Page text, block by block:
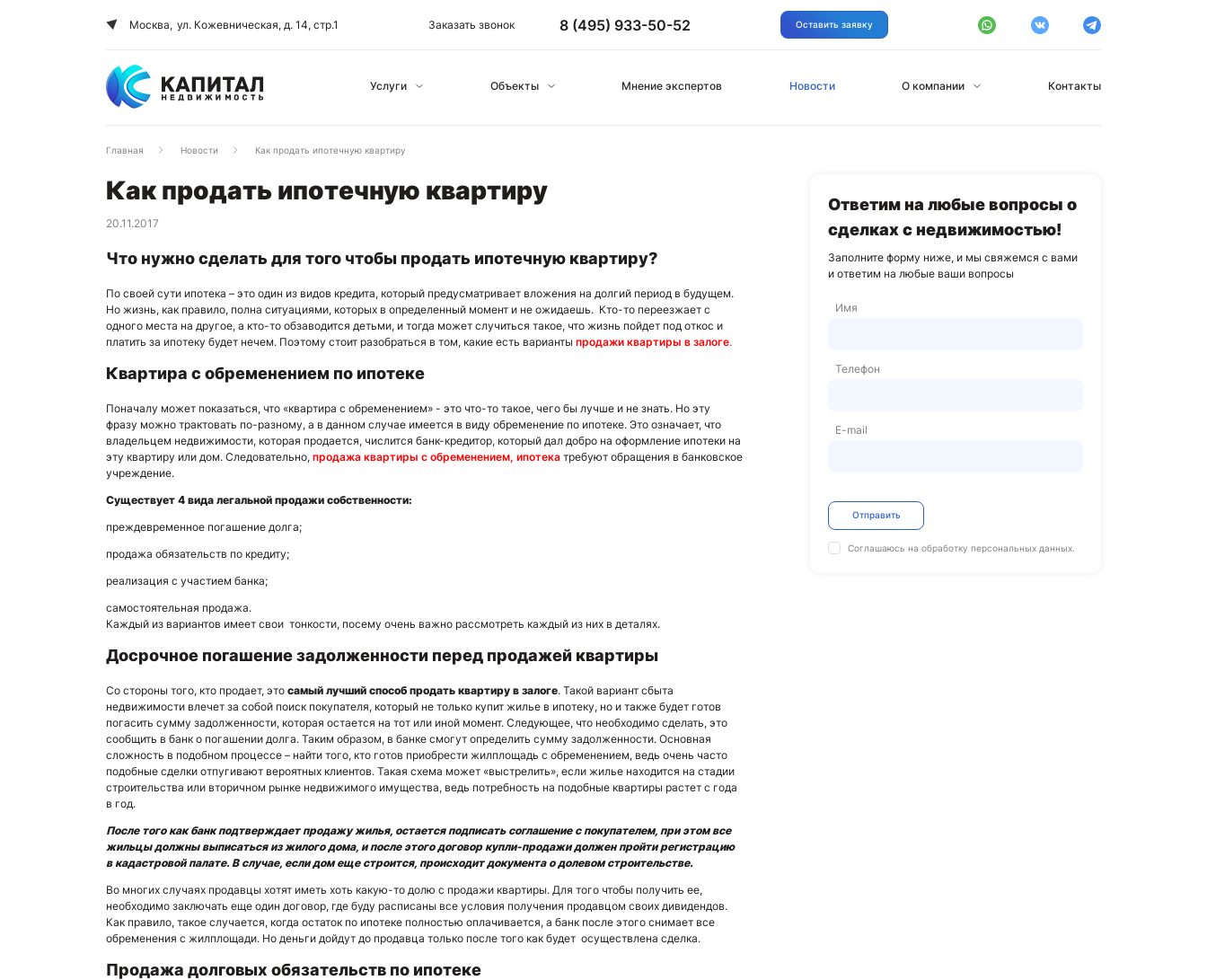
Москва, ул. Кожевническая, д. 14, стр.1 Заказать звонок 8 (495) 933-50-52 Оставить заявку
Услуги Объекты Мнение экспертов Новости О компании Контакты
Главная Новости Как продать ипотечную квартиру
Как продать ипотечную квартиру
20.11.2017
Что нужно сделать для того чтобы продать ипотечную квартиру?
По своей сути ипотека – это один из видов кредита, который предусматривает вложения на долгий период в будущем.
Но жизнь, как правило, полна ситуациями, которых в определенный момент и не ожидаешь. Кто-то переезжает с
одного места на другое, а кто-то обзаводится детьми, и тогда может случиться такое, что жизнь пойдет под откос и
платить за ипотеку будет нечем. Поэтому стоит разобраться в том, какие есть варианты продажи квартиры в залоге.
Квартира с обременением по ипотеке
Поначалу может показаться, что «квартира с обременением» - это что-то такое, чего бы лучше и не знать. Но эту
фразу можно трактовать по-разному, а в данном случае имеется в виду обременение по ипотеке. Это означает, что
владельцем недвижимости, которая продается, числится банк-кредитор, который дал добро на оформление ипотеки на
эту квартиру или дом. Следовательно, продажа квартиры с обременением, ипотека требуют обращения в банковское
учреждение.
Существует 4 вида легальной продажи собственности:
преждевременное погашение долга;
продажа обязательств по кредиту;
реализация с участием банка;
самостоятельная продажа.
Каждый из вариантов имеет свои тонкости, посему очень важно рассмотреть каждый из них в деталях.
Досрочное погашение задолженности перед продажей квартиры
Со стороны того, кто продает, это самый лучший способ продать квартиру в залоге. Такой вариант сбыта
недвижимости влечет за собой поиск покупателя, который не только купит жилье в ипотеку, но и также будет готов
погасить сумму задолженности, которая остается на тот или иной момент. Следующее, что необходимо сделать, это
сообщить в банк о погашении долга. Таким образом, в банке смогут определить сумму задолженности. Основная
сложность в подобном процессе – найти того, кто готов приобрести жилплощадь с обременением, ведь очень часто
подобные сделки отпугивают вероятных клиентов. Такая схема может «выстрелить», если жилье находится на стадии
строительства или вторичном рынке недвижимого имущества, ведь потребность на подобные квартиры растет с года
в год.
После того как банк подтверждает продажу жилья, остается подписать соглашение с покупателем, при этом все
жильцы должны выписаться из жилого дома, и после этого договор купли-продажи должен пройти регистрацию
в кадастровой палате. В случае, если дом еще строится, происходит документа о долевом строительстве.
Во многих случаях продавцы хотят иметь хоть какую-то долю с продажи квартиры. Для того чтобы получить ее,
необходимо заключать еще один договор, где буду расписаны все условия получения продавцом своих дивидендов.
Как правило, такое случается, когда остаток по ипотеке полностью оплачивается, а банк после этого снимает все
обременения с жилплощади. Но деньги дойдут до продавца только после того как будет осуществлена сделка.
Продажа долговых обязательств по ипотеке
Ответим на любые вопросы о
сделках с недвижимостью!
Заполните форму ниже, и мы свяжемся с вами
и ответим на любые ваши вопросы
Имя
Телефон
E-mail
Отправить
Соглашаюсь на обработкуперсональных данных.